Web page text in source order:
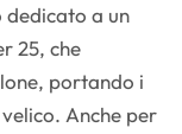
dedicato a un
25, che
portando i
Anche per